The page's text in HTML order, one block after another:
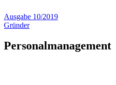
Ausgabe 10/2019
Gründer
Personalmanagement